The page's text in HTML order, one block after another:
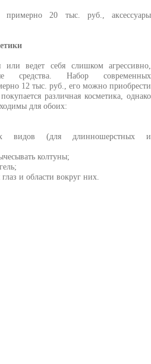
примерно 20 тыс. руб., аксессуары
или ведет себя слишком агрессивно,
средства. Набор современных
12 тыс. руб., его можно приобрести
различная косметика, однако
для обоих:
видов (для длинношерстных и
колтуны;
и области вокруг них.